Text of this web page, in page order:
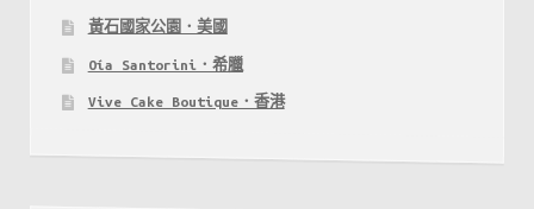
黃石國家公園．美國
Oía Santorini．希臘
Vive Cake Boutique．香港